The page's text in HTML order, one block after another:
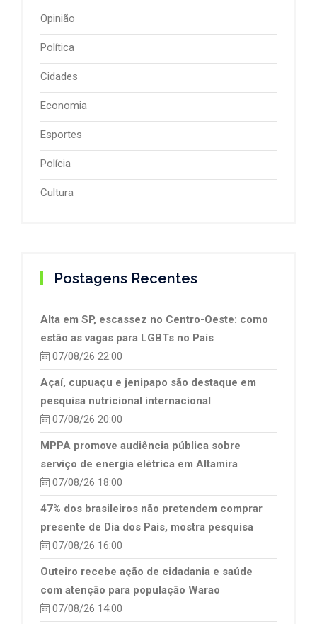
Opinião
Política
Cidades
Economia
Esportes
Polícia
Cultura
Postagens Recentes
Alta em SP, escassez no Centro-Oeste: como
estão as vagas para LGBTs no País
07/08/26 22:00
Açaí, cupuaçu e jenipapo são destaque em
pesquisa nutricional internacional
07/08/26 20:00
MPPA promove audiência pública sobre
serviço de energia elétrica em Altamira
07/08/26 18:00
47% dos brasileiros não pretendem comprar
presente de Dia dos Pais, mostra pesquisa
07/08/26 16:00
Outeiro recebe ação de cidadania e saúde
com atenção para população Warao
07/08/26 14:00